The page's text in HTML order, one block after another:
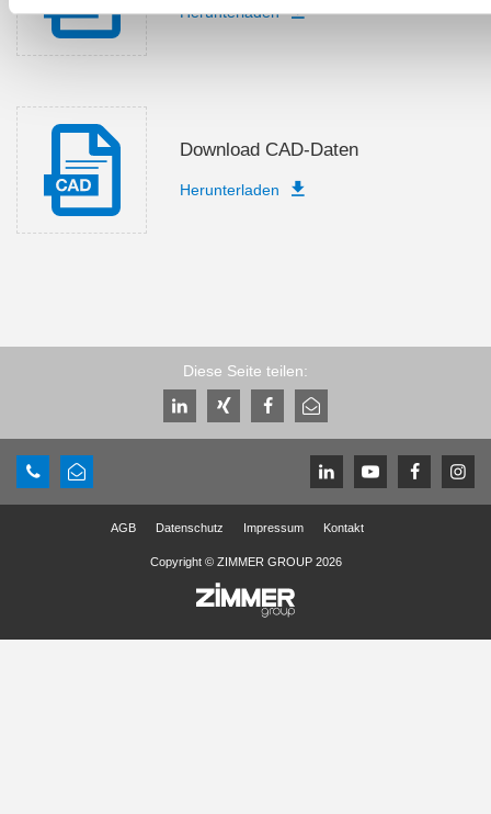
Herunterladen
Download CAD-Daten
Herunterladen
Diese Seite teilen:
AGB Datenschutz Impressum Kontakt
Copyright © ZIMMER GROUP 2026